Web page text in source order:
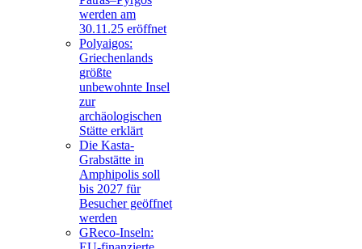
werden am
30.11.25 eröffnet
Polyaigos:
Griechenlands
größte
unbewohnte Insel
zur
archäologischen
Stätte erklärt
Die Kasta-
Grabstätte in
Amphipolis soll
bis 2027 für
Besucher geöffnet
werden
GReco-Inseln: